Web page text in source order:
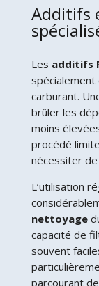
Additifs
Les additifs
spécialement
carburant.
brûler les
moins
procédé
nécessiter
L’utilisation
nettoyage
capacité de
souvent
parcourant